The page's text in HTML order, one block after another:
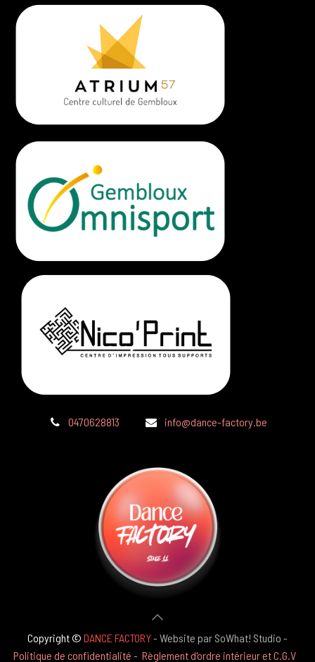
0470628813 info@dance-factory.be
Copyright © DANCE FACTORY- Website par SoWhat! Studio -
Politique de confidentialité - Règlement d'ordre intérieur et C.G.V